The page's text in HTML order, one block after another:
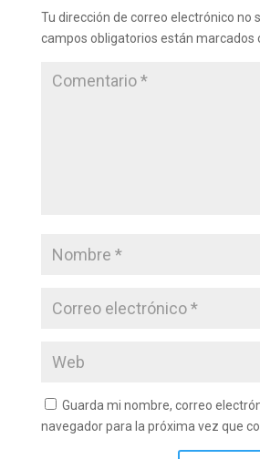
Tu dirección de correo electrónico no
campos obligatorios están marcados
Guarda mi nombre, correo
navegador para la próxima vez que